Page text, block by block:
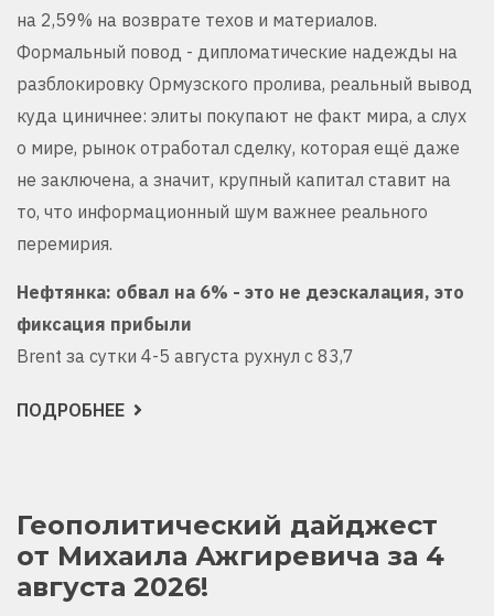
на 2,59% на возврате техов и материалов.
Формальный повод - дипломатические надежды на
разблокировку Ормузского пролива, реальный вывод
куда циничнее: элиты покупают не факт мира, а слух
о мире, рынок отработал сделку, которая ещё даже
не заключена, а значит, крупный капитал ставит на
то, что информационный шум важнее реального
перемирия.
Нефтянка: обвал на 6% - это не деэскалация, это
фиксация прибыли
Brent за сутки 4-5 августа рухнул с 83,7
ПОДРОБНЕЕ О
3–
5
АВГУСТА,
ЭЛИТЫ
ОТКУПИЛИ
ОРМУЗ
Геополитический дайджест
от Михаила Ажгиревича за 4
августа 2026!